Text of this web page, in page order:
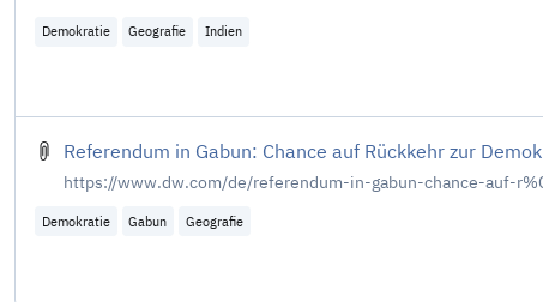
Demokratie Geografie Indien
Referendum in Gabun: Chance auf Rückkehr zur
https://www.dw.com/de/referendum-in-gabun-chance-auf-
Demokratie Gabun Geografie